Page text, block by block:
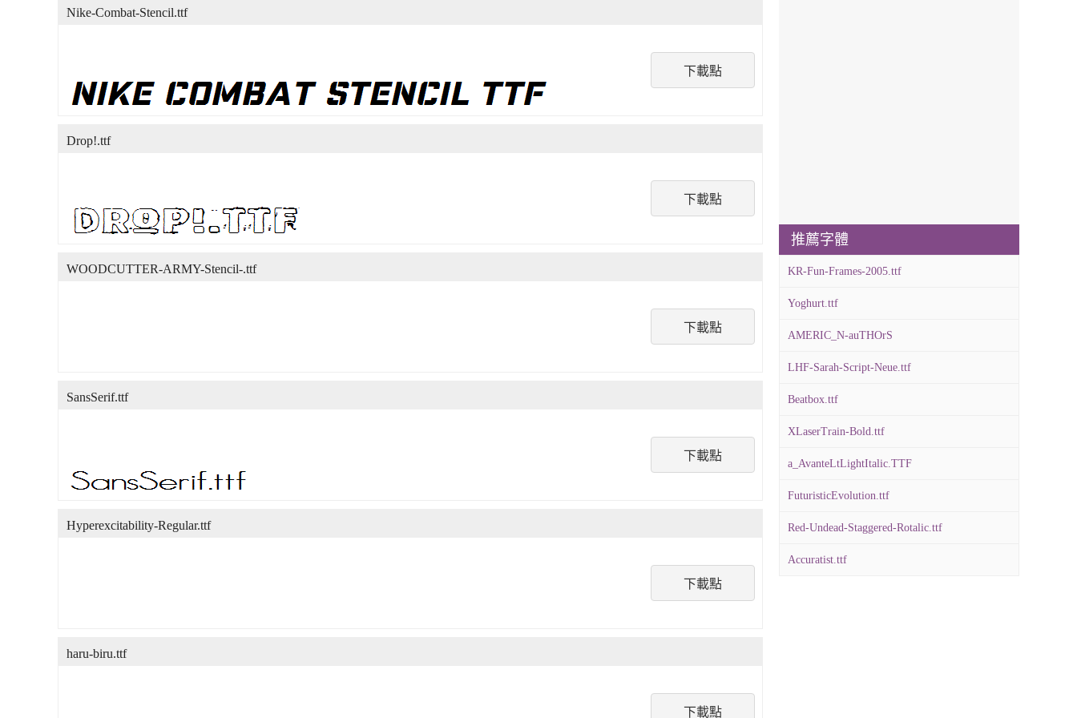
下載點
Nike-Combat-Stencil.ttf
下載點
Drop!.ttf
下載點
WOODCUTTER-ARMY-Stencil-.ttf
下載點
SansSerif.ttf
下載點
Hyperexcitability-Regular.ttf
下載點
haru-biru.ttf
推薦字體
KR-Fun-Frames-2005.ttf
Yoghurt.ttf
AMERIC_N-auTHOrS
LHF-Sarah-Script-Neue.ttf
Beatbox.ttf
XLaserTrain-Bold.ttf
a_AvanteLtLightItalic.TTF
FuturisticEvolution.ttf
Red-Undead-Staggered-Rotalic.ttf
Accuratist.ttf